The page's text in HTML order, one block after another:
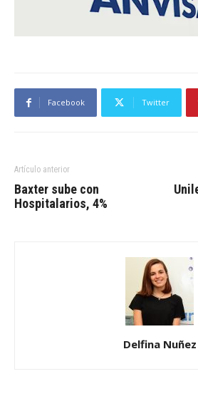
Facebook Twitter
Artículo anterior
Baxter sube con
Hospitalarios, 4%
Delfina Nuñez